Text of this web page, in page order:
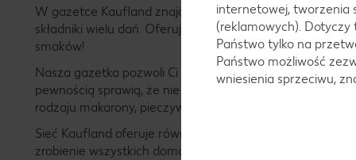
W gazetce Kaufland znajdziesz produkty w niskich
składniki wielu dań. Oferujemy zarówno lokalne
smaków!
Nasza gazetka pozwoli Ci również zapoznać się z
pewnością sprawią, że nie raz odwiedzisz dedykowane
rodzaju makarony, pieczywo i inną żywność, które
Sieć Kaufland oferuje również szereg produktów
zrobienie wszystkich domowych zakupów w jednym
internetowej, tworzenia
(reklamowych). Dotyczy
Państwo tylko na
Państwo możliwość
wniesienia sprzeciwu,